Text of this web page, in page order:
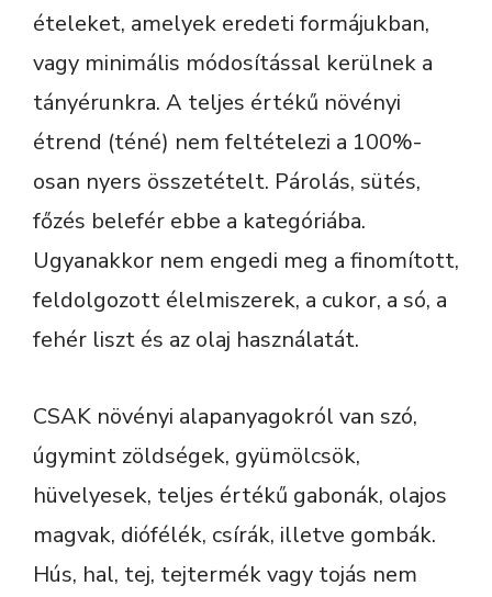
ételeket, amelyek eredeti formájukban,
vagy minimális módosítással kerülnek a
tányérunkra. A teljes értékű növényi
étrend (téné) nem feltételezi a 100%-
osan nyers összetételt. Párolás, sütés,
főzés belefér ebbe a kategóriába.
Ugyanakkor nem engedi meg a finomított,
feldolgozott élelmiszerek, a cukor, a só, a
fehér liszt és az olaj használatát.
CSAK növényi alapanyagokról van szó,
úgymint zöldségek, gyümölcsök,
hüvelyesek, teljes értékű gabonák, olajos
magvak, diófélék, csírák, illetve gombák.
Hús, hal, tej, tejtermék vagy tojás nem